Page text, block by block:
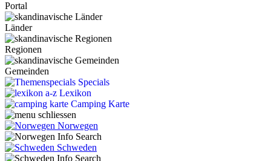
Portal
Länder
Regionen
Gemeinden
Specials
Lexikon
Camping Karte
Norwegen
Schweden